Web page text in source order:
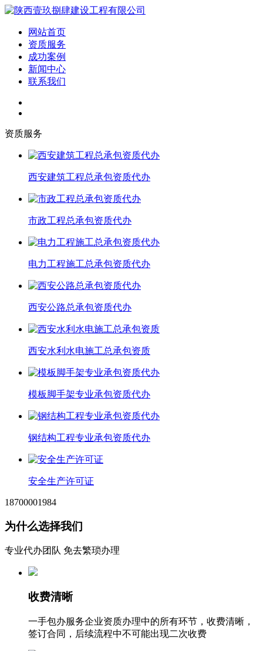
网站首页
资质服务
成功案例
新闻中心
联系我们
资质服务
西安建筑工程总承包资质代办
市政工程总承包资质代办
电力工程施工总承包资质代办
西安公路总承包资质代办
西安水利水电施工总承包资质
模板脚手架专业承包资质代办
钢结构工程专业承包资质代办
安全生产许可证
18700001984
为什么选择我们
专业代办团队 免去繁琐办理
收费清晰
一手包办服务企业资质办理中的所有环节，收费清晰，
签订合同，后续流程中不可能出现二次收费